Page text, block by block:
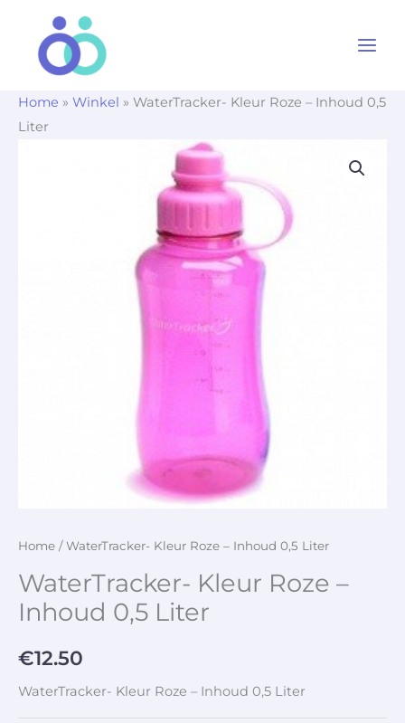
Home » Winkel » WaterTracker- Kleur Roze – Inhoud 0,5
Liter
Home / WaterTracker- Kleur Roze – Inhoud 0,5 Liter
WaterTracker- Kleur Roze –
Inhoud 0,5 Liter
€12.50
WaterTracker- Kleur Roze – Inhoud 0,5 Liter